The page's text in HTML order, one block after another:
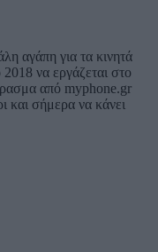
αγάπη για τα κινητά
να εργάζεται στο
από myphone.gr
και σήμερα να κάνει